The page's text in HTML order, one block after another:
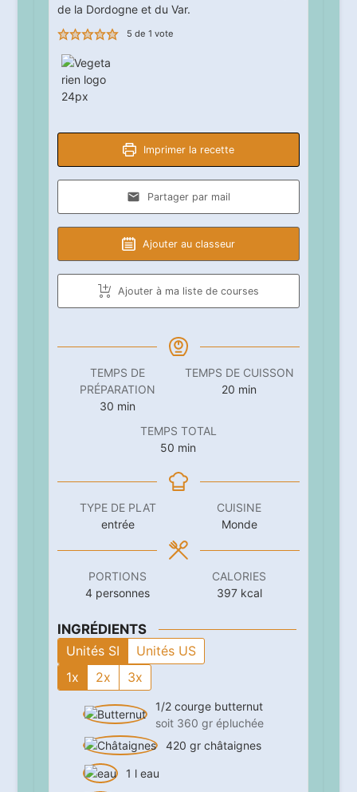
de la Dordogne et du Var.
5 de 1 vote
Imprimer la recette
Partager par mail
Ajouter au classeur
Ajouter à ma liste de courses
TEMPS DE
PRÉPARATION
30 minutes
min
TEMPS DE CUISSON
20 minutes
min
TEMPS TOTAL
50 minutes
min
TYPE DE PLAT
entrée
CUISINE
Monde
PORTIONS
4 personnes
CALORIES
397 kcal
INGRÉDIENTS
Unités SI
Unités US
1x
2x 3x
1/2 courge butternut
soit 360 gr épluchée
420 gr châtaignes
1 l eau